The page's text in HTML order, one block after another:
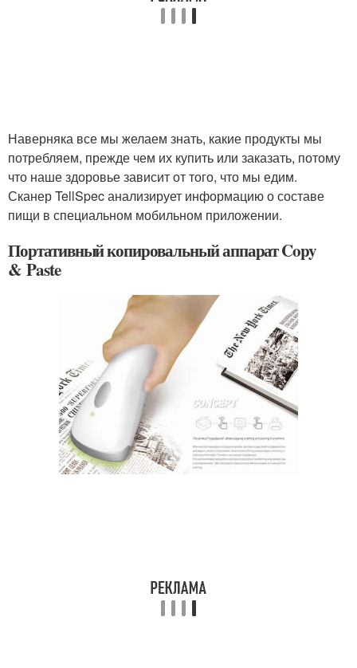
Наверняка все мы желаем знать, какие продукты мы
потребляем, прежде чем их купить или заказать, потому
что наше здоровье зависит от того, что мы едим.
Сканер TellSpec анализирует информацию о составе
пищи в специальном мобильном приложении.
Портативный копировальный аппарат Copy
& Paste